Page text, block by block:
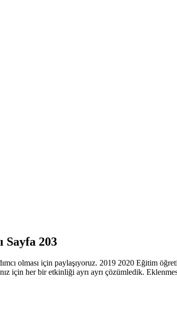
Sayfa 203
olması için paylaşıyoruz. 2019 2020 Eğitim
için her bir etkinliği ayrı ayrı çözümledik.